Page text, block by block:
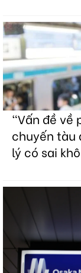
"Vấn đề về
chuyến tàu
lý có sai